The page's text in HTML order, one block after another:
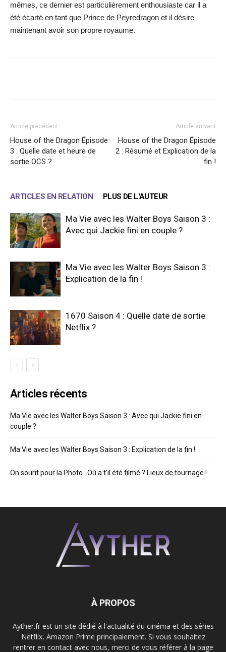
mêmes, ce dernier est particulièrement enthousiaste car il a
été écarté en tant que Prince de Peyredragon et il désire
maintenant avoir son propre royaume.
Article précédent
House of the Dragon Épisode
3 : Quelle date et heure de
sortie OCS ?
Article suivant
House of the Dragon Épisode
2 : Résumé et Explication de la
fin !
ARTICLES EN RELATION PLUS DE L'AUTEUR
Ma Vie avec les Walter Boys Saison 3 :
Avec qui Jackie fini en couple ?
Ma Vie avec les Walter Boys Saison 3 :
Explication de la fin !
1670 Saison 4 : Quelle date de sortie
Netflix ?
Articles récents
Ma Vie avec les Walter Boys Saison 3 : Avec qui Jackie fini en
couple ?
Ma Vie avec les Walter Boys Saison 3 : Explication de la fin !
On sourit pour la Photo : Où a t’il été filmé ? Lieux de tournage !
À PROPOS
Ayther.fr est un site dédié à l'actualité du cinéma et des séries
Netflix, Amazon Prime principalement. Si vous souhaitez
rentrer en contact avec nous, merci de vous référer à la page